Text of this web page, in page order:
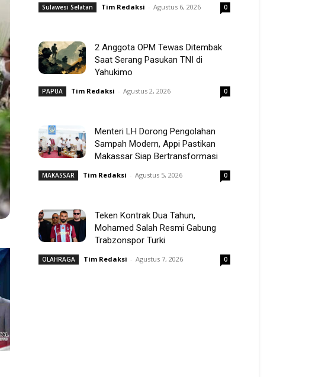
Sulawesi Selatan Tim Redaksi - Agustus 6, 2026 0
2 Anggota OPM Tewas Ditembak
Saat Serang Pasukan TNI di
Yahukimo
PAPUA Tim Redaksi - Agustus 2, 2026 0
Menteri LH Dorong Pengolahan
Sampah Modern, Appi Pastikan
Makassar Siap Bertransformasi
MAKASSAR Tim Redaksi - Agustus 5, 2026 0
Teken Kontrak Dua Tahun,
Mohamed Salah Resmi Gabung
Trabzonspor Turki
OLAHRAGA Tim Redaksi - Agustus 7, 2026 0